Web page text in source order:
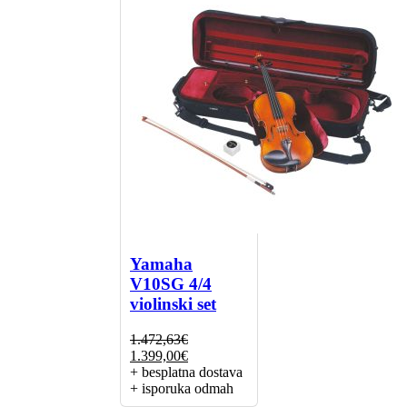
Yamaha
V10SG 4/4
violinski set
1.472,63€
Izvorna
cijena
bila
je:
1.399,00€Trenutna
cijena
je:
1.399,00€.
+ besplatna dostava
+ isporuka odmah